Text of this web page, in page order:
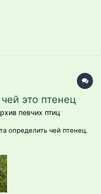
это птенец
певчих птиц
определить чей птенец.